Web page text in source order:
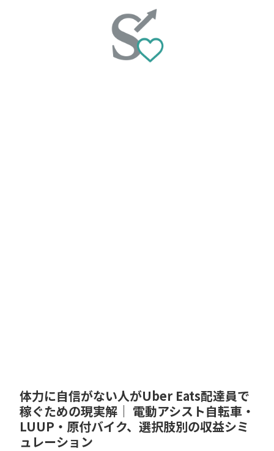
体力に自信がない人がUber Eats配達員で
稼ぐための現実解｜ 電動アシスト自転車・
LUUP・原付バイク、選択肢別の収益シミ
ュレーション